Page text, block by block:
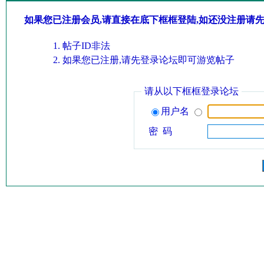
如果您已注册会员,请直接在底下框框登陆,如还没注册请
帖子ID非法
如果您已注册,请先登录论坛即可游览帖子
请从以下框框登录论坛
用户名
密 码